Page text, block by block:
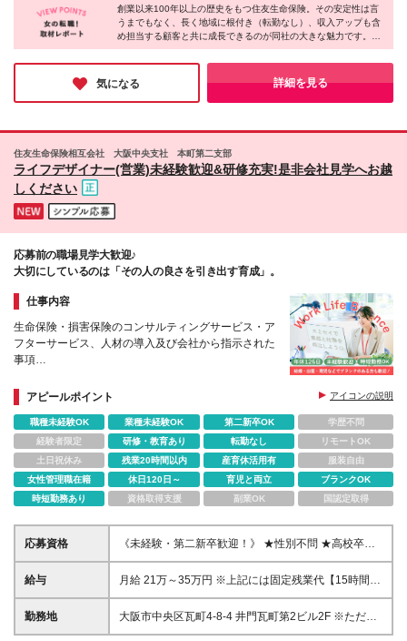
よる)
〒980-6008 仙台市青葉区中央4-6-1 SS30 8F
（TEL: 022-264-9448） ※上記勤務所で勤務を継続す
ることが適当でない事情 （例えば、勤務所の再編・
廃止 等）が生じた場合には、 会社の指示する勤務所
になることがあります。
創業以来100年以上の歴史をもつ住友生命保険。その安定性は言
うまでもなく、長く地域に根付き（転勤なし）、収入アップも含
め担当する顧客と共に成長できるのが同社の大きな魅力です。
「未経験から挑戦したい」「職場の人間関係が気になる」「育児
と両立させた働き方」などの魅力ポイントに共感する方には、ぜ
ひオススメの求人♪転職に不安を感じている方は、まずは雰囲気
を知れる「職場見学」から始めてみてはいかがでしょうか？
気になる 詳細を見る
住友生命保険相互会社 大阪中央支社 本町第二支部
ライフデザイナー(営業)未経験歓迎&研修充実!是非会社見学へお越
しください
応募前の職場見学大歓迎♪
大切にしているのは「その人の良さを引き出す育成」。
仕事内容
生命保険・損害保険のコンサルティングサービス・ア
フターサービス、人材の導入及び会社から指示された
事項
す！アピールポイント アイコンの説明
職種未経験OK 業種未経験OK 第二新卒OK
学歴不問
経験者限定
研修・教育あり 転勤なし
リモートOK
土日祝休み
残業20時間以内 産育休活用有
服装自由
女性管理職在籍
休日120日～ 育児と両立
ブランクOK
時短勤務あり
資格取得支援 副業OK 国認定取得
応募資格
《未経験・第二新卒歓迎！》 ★性別不問 ★高校卒業
程度の学力を有する方 ★結婚・出産・育児等で就業
にブランクのある方 ★育児と両立できる仕事を探し
い方 ★U・Iターンを考えている方 そんな皆さんのチ
ャレンジを大歓迎！
給与
月給 21万～35万円 ※上記には固定残業代【15時間相
当額（2.5万円～4.2万円）】が含まれます ※15時間を
超えた分は別途支給 ※経験や能力、前職の年収を考慮
勤務地
大阪市中央区瓦町4-8-4 井門瓦町第2ビル2F ※ただ
し、上記勤務所で勤務を継続することが適当でない事